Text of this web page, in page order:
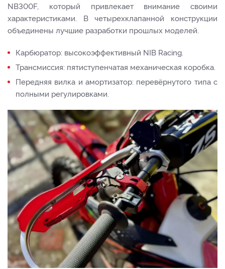
NB300F, который привлекает внимание своими
характеристиками. В четырехклапанной конструкции
объединены лучшие разработки прошлых моделей.
Карбюратор: высокоэффективный NIB Racing.
Трансмиссия: пятиступенчатая механическая коробка.
Передняя вилка и амортизатор: перевёрнутого типа с
полными регулировками.